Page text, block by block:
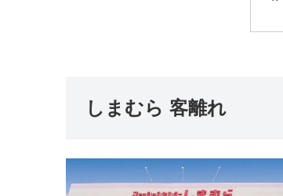
しまむら 客離れ